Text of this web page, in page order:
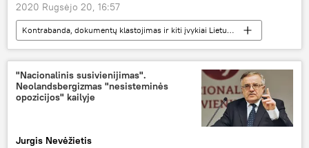
2020 Rugsėjo 20, 16:57
Kontrabanda, dokumentų klastojimas ir kiti įvykiai Lietuvos pasienyje
Visuomenė
Lietuva
Baltarusija
eilės pasienyje
"Nacionalinis susivienijimas".
Neolandsbergizmas "nesisteminės
opozicijos" kailyje
Jurgis Nevėžietis